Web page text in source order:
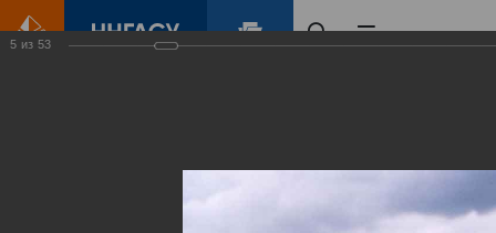
Виртуальные
5 из 53